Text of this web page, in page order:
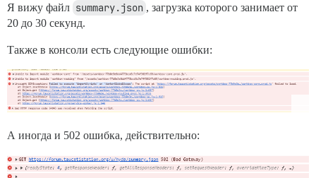
Я вижу файл summary.json , загрузка которого занимает от
20 до 30 секунд.
Также в консоли есть следующие ошибки:
А иногда и 502 ошибка, действительно: